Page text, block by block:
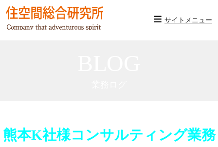
サイトメニュー
熊本K社様コンサルティング業務